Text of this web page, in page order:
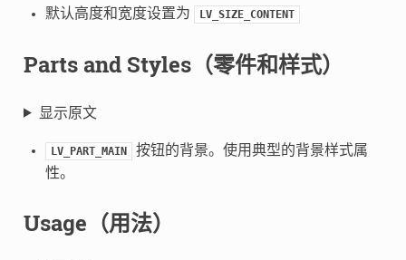
默认高度和宽度设置为
LV_SIZE_CONTENT
Parts and Styles（零件和样式）
显示原文
LV_PART_MAIN
按钮的背景。使用典型的背景样式属
性。
Usage（用法）